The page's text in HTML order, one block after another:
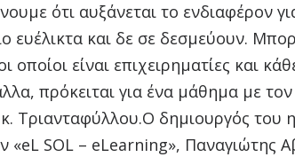
ότι αυξάνεται το ενδιαφέρον
ευέλικτα και δε σε δεσμεύουν.
οποίοι είναι επιχειρηματίες και
πρόκειται για ένα μάθημα με
κ. Τριανταφύλλου.Ο δημιουργός του
«eL SOL – eLearning», Παναγιώτης